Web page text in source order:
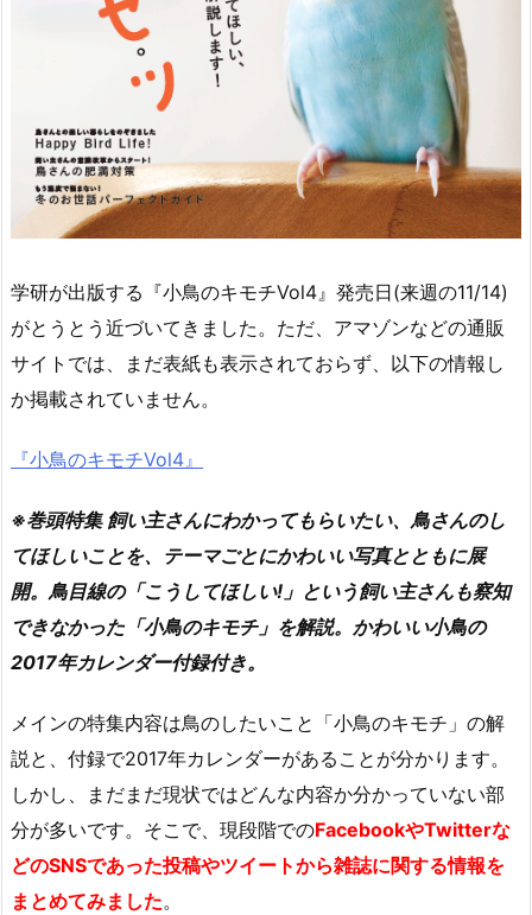
学研が出版する『小鳥のキモチVol4』発売日(来週の11/14)
がとうとう近づいてきました。ただ、アマゾンなどの通販
サイトでは、まだ表紙も表示されておらず、以下の情報し
か掲載されていません。
『小鳥のキモチVol4』
※巻頭特集 飼い主さんにわかってもらいたい、鳥さんのし
てほしいことを、テーマごとにかわいい写真とともに展
開。鳥目線の「こうしてほしい!」という飼い主さんも察知
できなかった「小鳥のキモチ」を解説。かわいい小鳥の
2017年カレンダー付録付き。
メインの特集内容は鳥のしたいこと「小鳥のキモチ」の解
説と、付録で2017年カレンダーがあることが分かります。
しかし、まだまだ現状ではどんな内容か分かっていない部
分が多いです。そこで、現段階でのFacebookやTwitterな
どのSNSであった投稿やツイートから雑誌に関する情報を
まとめてみました。